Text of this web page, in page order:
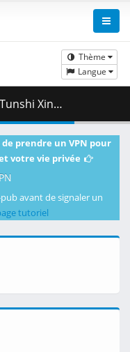
Thème
Langue
( 274.79 MB )
prendre un VPN pour
votre vie privée
avant de signaler un
tutoriel